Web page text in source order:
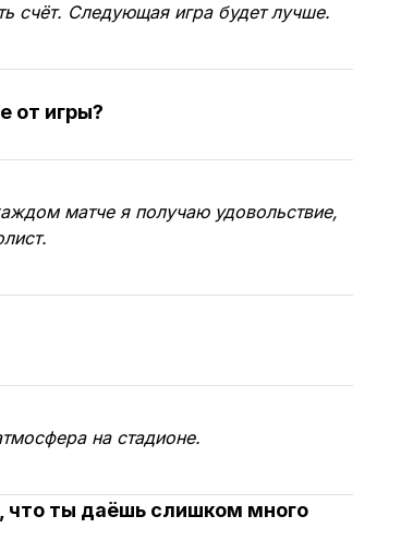
счёт. Следующая игра будет лучше.
от игры?
матче я получаю удовольствие,
на стадионе.
ты даёшь слишком много